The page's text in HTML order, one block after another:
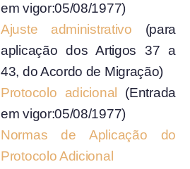
em vigor:05/08/1977)
Ajuste administrativo (para
aplicação dos Artigos 37 a
43, do Acordo de Migração)
Protocolo adicional (Entrada
em vigor:05/08/1977)
Normas de Aplicação do
Protocolo Adicional